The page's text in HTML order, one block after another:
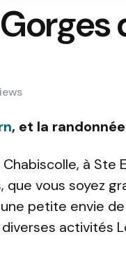
, et la randonnée
à Ste
que vous soyez
petite envie de
activités